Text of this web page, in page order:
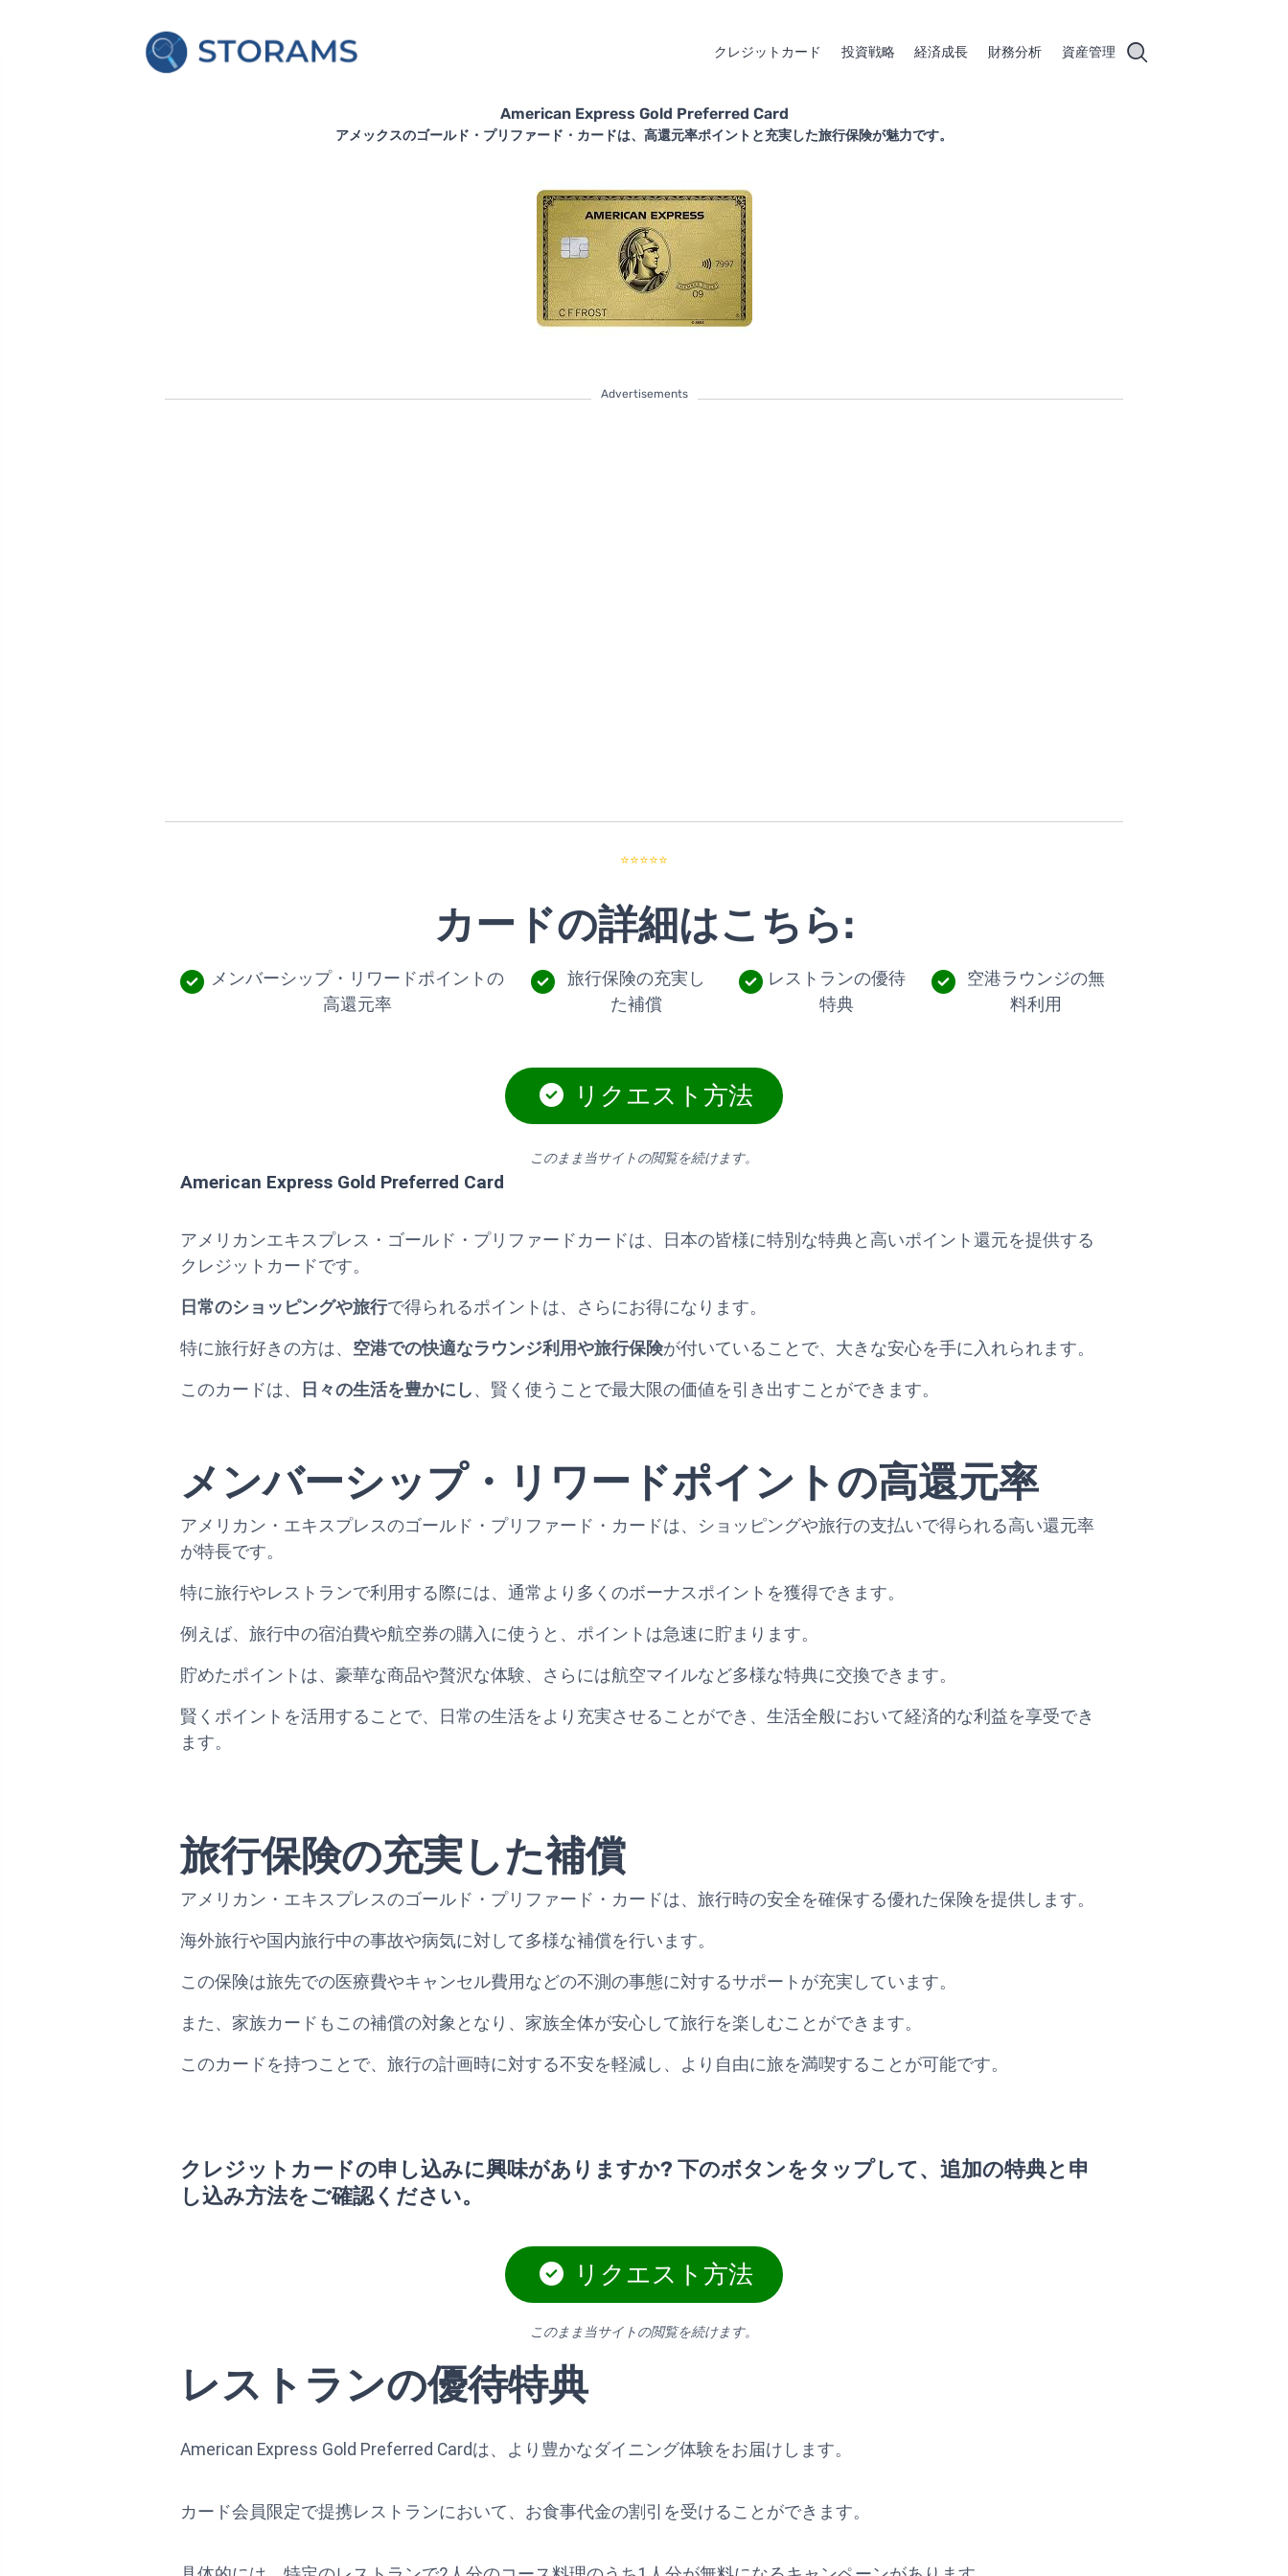
クレジットカード 投資戦略 経済成長 財務分析 資産管理
American Express Gold Preferred Card
アメックスのゴールド・プリファード・カードは、高還元率ポイントと充実した旅行保険が魅力です。
Advertisements
⭐⭐⭐⭐⭐
カードの詳細はこちら:
メンバーシップ・リワードポイントの
高還元率
旅行保険の充実し
た補償
レストランの優待
特典
空港ラウンジの無
料利用
リクエスト方法
このまま当サイトの閲覧を続けます。
American Express Gold Preferred Card
アメリカンエキスプレス・ゴールド・プリファードカードは、日本の皆様に特別な特典と高いポイント還元を提供する
クレジットカードです。
日常のショッピングや旅行で得られるポイントは、さらにお得になります。
特に旅行好きの方は、 空港での快適なラウンジ利用や旅行保険が付いていることで、大きな安心を手に入れられます。
このカードは、 日々の生活を豊かにし 、賢く使うことで最大限の価値を引き出すことができます。
メンバーシップ・リワードポイントの高還元率
アメリカン・エキスプレスのゴールド・プリファード・カードは、ショッピングや旅行の支払いで得られる高い還元率
が特長です。
特に旅行やレストランで利用する際には、通常より多くのボーナスポイントを獲得できます。
例えば、旅行中の宿泊費や航空券の購入に使うと、ポイントは急速に貯まります。
貯めたポイントは、豪華な商品や贅沢な体験、さらには航空マイルなど多様な特典に交換できます。
賢くポイントを活用することで、日常の生活をより充実させることができ、生活全般において経済的な利益を享受でき
ます。
旅行保険の充実した補償
アメリカン・エキスプレスのゴールド・プリファード・カードは、旅行時の安全を確保する優れた保険を提供します。
海外旅行や国内旅行中の事故や病気に対して多様な補償を行います。
この保険は旅先での医療費やキャンセル費用などの不測の事態に対するサポートが充実しています。
また、家族カードもこの補償の対象となり、家族全体が安心して旅行を楽しむことができます。
このカードを持つことで、旅行の計画時に対する不安を軽減し、より自由に旅を満喫することが可能です。
クレジットカードの申し込みに興味がありますか? 下のボタンをタップして、追加の特典と申
し込み方法をご確認ください。
リクエスト方法
このまま当サイトの閲覧を続けます。
レストランの優待特典
American Express Gold Preferred Cardは、より豊かなダイニング体験をお届けします。
カード会員限定で提携レストランにおいて、お食事代金の割引を受けることができます。